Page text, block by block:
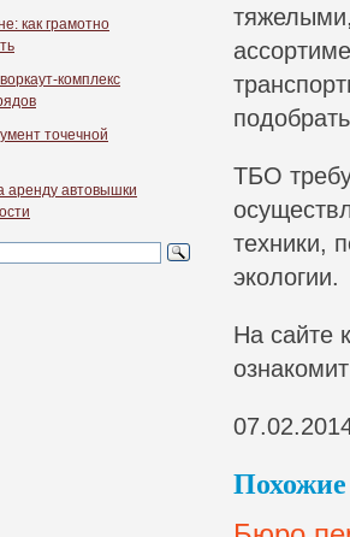
как грамотно
комплекс
точечной
аренду автовышки
ТБО
техники,
экологии.
На сайте
Похожие